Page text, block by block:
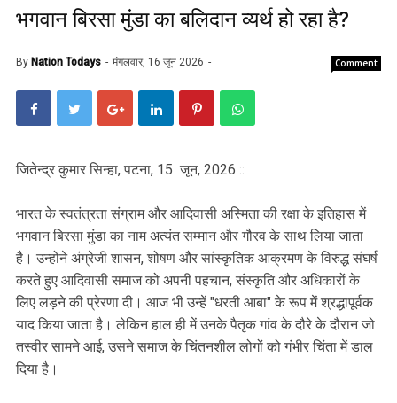
भगवान बिरसा मुंडा का बलिदान व्यर्थ हो रहा है?
By Nation Todays मंगलवार, 16 जून 2026 Comment
जितेन्द्र कुमार सिन्हा, पटना, 15 जून, 2026 ::
भारत के स्वतंत्रता संग्राम और आदिवासी अस्मिता की रक्षा के इतिहास में
भगवान बिरसा मुंडा का नाम अत्यंत सम्मान और गौरव के साथ लिया जाता
है। उन्होंने अंग्रेजी शासन, शोषण और सांस्कृतिक आक्रमण के विरुद्ध संघर्ष
करते हुए आदिवासी समाज को अपनी पहचान, संस्कृति और अधिकारों के
लिए लड़ने की प्रेरणा दी। आज भी उन्हें "धरती आबा" के रूप में श्रद्धापूर्वक
याद किया जाता है। लेकिन हाल ही में उनके पैतृक गांव के दौरे के दौरान जो
तस्वीर सामने आई, उसने समाज के चिंतनशील लोगों को गंभीर चिंता में डाल
दिया है।